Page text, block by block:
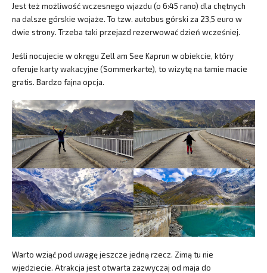
Jest też możliwość wczesnego wjazdu (o 6:45 rano) dla chętnych
na dalsze górskie wojaże. To tzw. autobus górski za 23,5 euro w
dwie strony. Trzeba taki przejazd rezerwować dzień wcześniej.
Jeśli nocujecie w okręgu Zell am See Kaprun w obiekcie, który
oferuje karty wakacyjne (Sommerkarte), to wizytę na tamie macie
gratis. Bardzo fajna opcja.
Warto wziąć pod uwagę jeszcze jedną rzecz. Zimą tu nie
wjedziecie. Atrakcja jest otwarta zazwyczaj od maja do